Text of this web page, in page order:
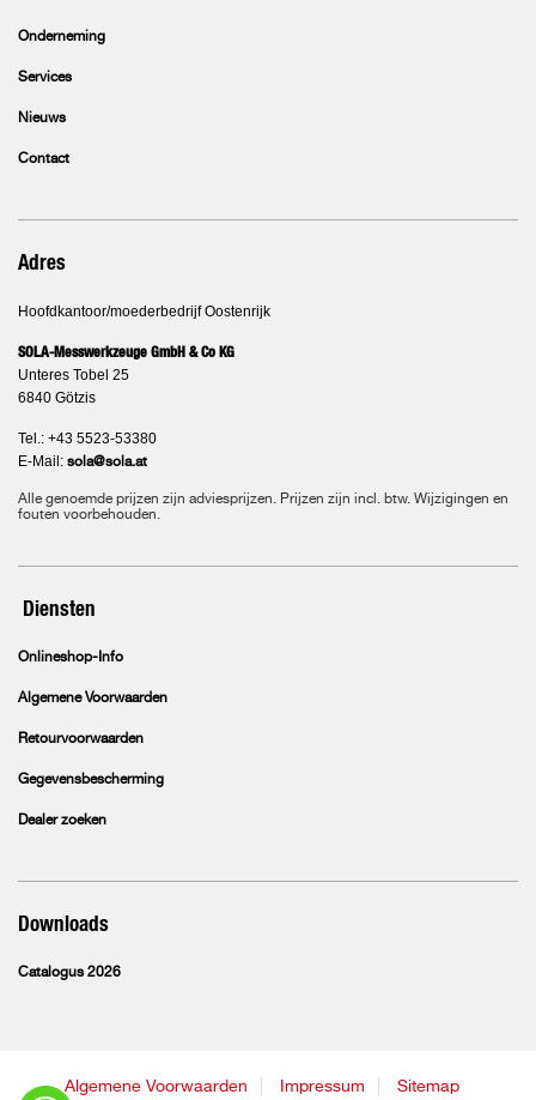
Onderneming
Services
Nieuws
Contact
Adres
Hoofdkantoor/moederbedrijf Oostenrijk
SOLA-Messwerkzeuge GmbH & Co KG
Unteres Tobel 25
6840 Götzis
Tel.: +43 5523-53380
E-Mail: sola@sola.at
Alle genoemde prijzen zijn adviesprijzen. Prijzen zijn incl. btw. Wijzigingen en
fouten voorbehouden.
Diensten
Onlineshop-Info
Algemene Voorwaarden
Retourvoorwaarden
Gegevensbescherming
Dealer zoeken
Downloads
Catalogus 2026
Algemene Voorwaarden Impressum Sitemap